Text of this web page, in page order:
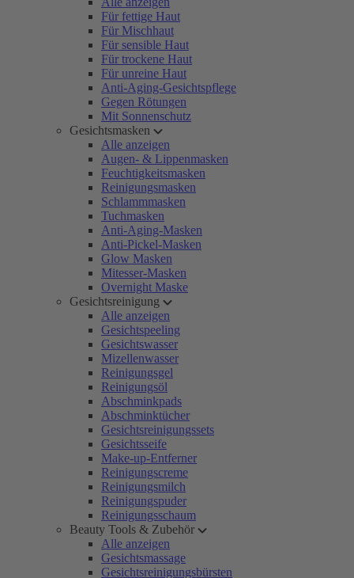
Für fettige Haut
Für Mischhaut
Für sensible Haut
Für trockene Haut
Für unreine Haut
Anti-Aging-Gesichtspflege
Gegen Rötungen
Mit Sonnenschutz
Gesichtsmasken
Alle anzeigen
Augen- & Lippenmasken
Feuchtigkeitsmasken
Reinigungsmasken
Schlammmasken
Tuchmasken
Anti-Aging-Masken
Anti-Pickel-Masken
Glow Masken
Mitesser-Masken
Overnight Maske
Gesichtsreinigung
Alle anzeigen
Gesichtspeeling
Gesichtswasser
Mizellenwasser
Reinigungsgel
Reinigungsöl
Abschminkpads
Abschminktücher
Gesichtsreinigungssets
Gesichtsseife
Make-up-Entferner
Reinigungscreme
Reinigungsmilch
Reinigungspuder
Reinigungsschaum
Beauty Tools & Zubehör
Alle anzeigen
Gesichtsmassage
Gesichtsreinigungsbürsten